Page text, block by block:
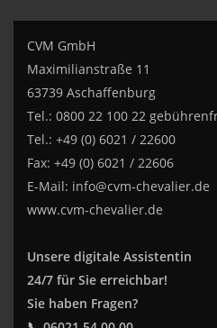
CVM GmbH
Maximilianstraße 11
63739 Aschaffenburg
Tel.: 0800 22 100 22
Tel.: +49 (0) 6021 / 22600
Fax: +49 (0) 6021 / 22606
E-Mail: info@cvm-chevalier.de
www.cvm-chevalier.de
Unsere digitale Assistentin
24/7 für Sie erreichbar!
Sie haben Fragen?